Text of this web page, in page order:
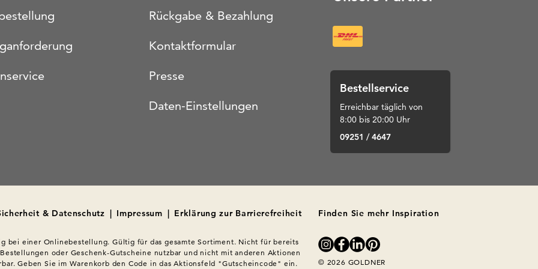
Rückgabe & Bezahlung
Kontaktformular
Presse
Daten-Einstellungen
Bestellservice
Erreichbar täglich von
8:00 bis 20:00 Uhr
09251 / 4647
& Datenschutz | Impressum | Erklärung zur Barrierefreiheit
bei einer Onlinebestellung. Gültig für das gesamte Sortiment. Nicht für bereits
oder Geschenk-Gutscheine nutzbar und nicht mit anderen Aktionen
Geben Sie im Warenkorb den Code in das Aktionsfeld "Gutscheincode" ein.
Finden Sie mehr Inspiration
© 2026 GOLDNER